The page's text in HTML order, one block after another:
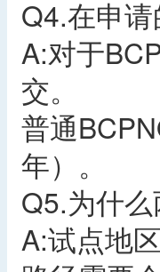
Q4.在申
A:对于
交。
普通
年）。
Q5.为什
A:试点地